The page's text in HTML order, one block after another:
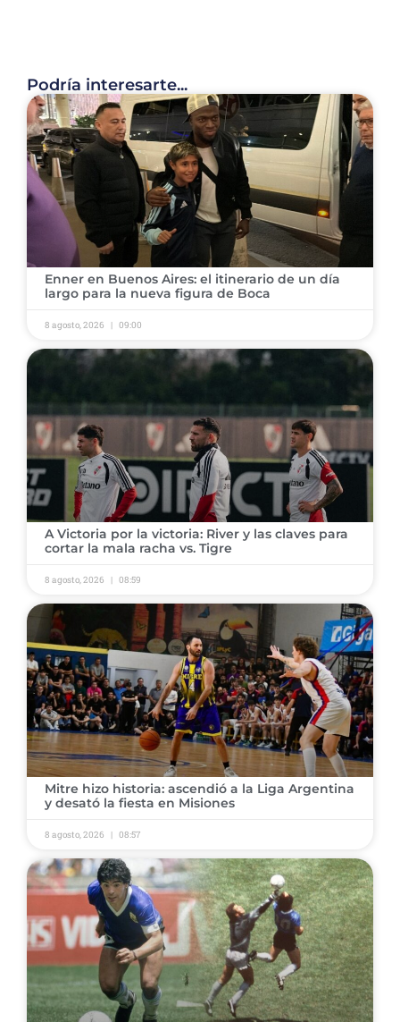
Podría interesarte...
​Enner en Buenos Aires: el itinerario de un día
largo para la nueva figura de Boca
8 agosto, 2026 09:00
​A Victoria por la victoria: River y las claves para
cortar la mala racha vs. Tigre
8 agosto, 2026 08:59
​Mitre hizo historia: ascendió a la Liga Argentina
y desató la fiesta en Misiones
8 agosto, 2026 08:57